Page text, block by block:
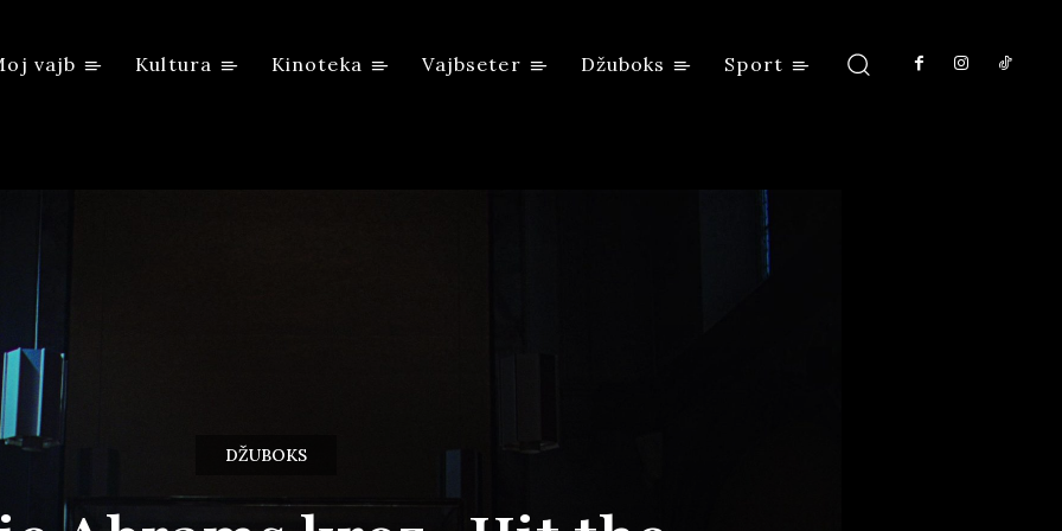
vajb Kultura Kinoteka Vajbseter Džuboks Sport
DŽUBOKS